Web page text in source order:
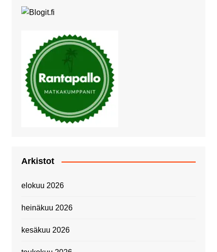
Arkistot
elokuu 2026
heinäkuu 2026
kesäkuu 2026